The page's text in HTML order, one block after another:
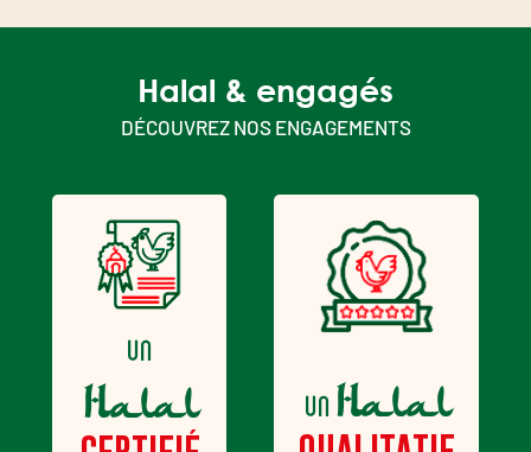
Halal & engagés
DÉCOUVREZ NOS ENGAGEMENTS
un
Halal unHalal